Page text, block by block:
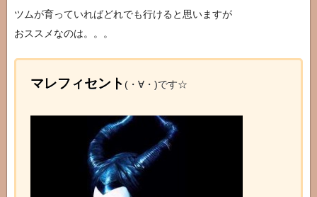
ツムが育っていればどれでも行けると思いますが
おススメなのは。。。
マレフィセント(・∀・)です☆